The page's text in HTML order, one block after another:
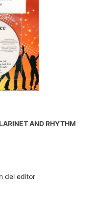
AND RHYTHM
del editor